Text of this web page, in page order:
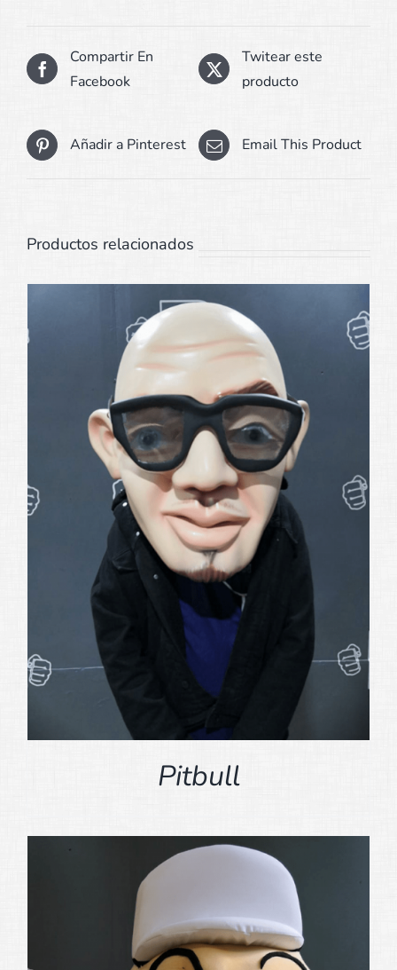
Compartir En
Facebook
Twitear este
producto
Añadir a Pinterest Email This Product
Productos relacionados
Pitbull